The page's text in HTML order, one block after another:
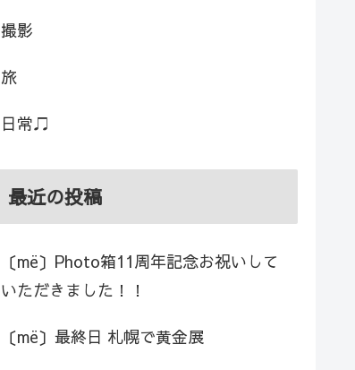
撮影
旅
日常♫
最近の投稿
〔më〕Photo箱11周年記念お祝いして
いただきました！！
〔më〕最終日 札幌で黄金展